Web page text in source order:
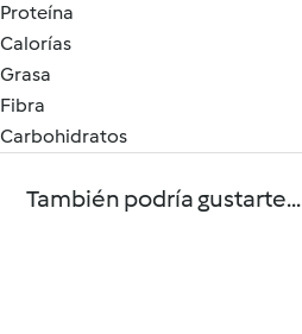
Proteína
Calorías
Grasa
Fibra
Carbohidratos
También podría gustarte...